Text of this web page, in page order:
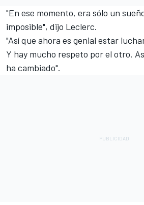
"En ese momento, era sólo un
imposible", dijo Leclerc.
"Así que ahora es genial estar
Y hay mucho respeto por el otro.
ha cambiado".